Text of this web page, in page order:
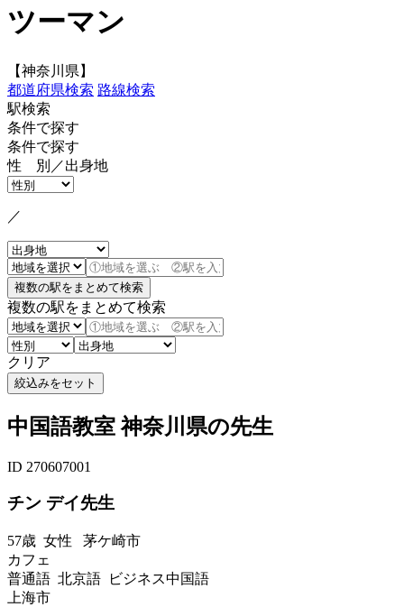
ツーマン
【神奈川県】
都道府県検索 路線検索
駅検索
条件で探す
条件で探す
性 別／出身地
／
複数の駅をまとめて検索
クリア
中国語教室 神奈川県の先生
ID 270607001
チン デイ先生
57歳 女性 茅ケ崎市
カフェ
普通語 北京語 ビジネス中国語
上海市